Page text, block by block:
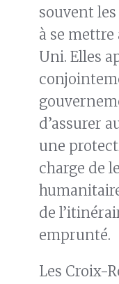
souvent
à se mettre
Uni. Elles
d’assurer
une
charge de
de
emprunté.
Les Croix-